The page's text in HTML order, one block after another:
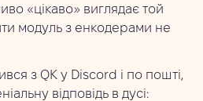
«цікаво» виглядає той
модуль з енкодерами не
з QK у Discord і по пошті,
відповідь в дусі: